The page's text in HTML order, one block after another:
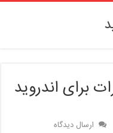
برای اندروید
ارسال دیدگاه